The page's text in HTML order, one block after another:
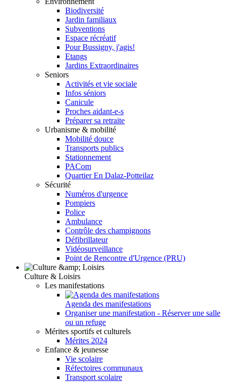
Biodiversité
Jardin familiaux
Subventions
Espace récréatif
Pour Bussigny, j'agis!
Etangs
Jardins Extraordinaires
Seniors
Activités et vie sociale
Infos séniors
Canicule
Proches aidant-e-s
Préparer sa retraite
Urbanisme & mobilité
Mobilité douce
Transports publics
Stationnement
PACom
Quartier En Dalaz-Potteilaz
Sécurité
Numéros d'urgence
Pompiers
Police
Ambulance
Contrôle des champignons
Défibrillateur
Vidéosurveillance
Point de Rencontre d'Urgence (PRU)
Culture & Loisirs
Les manifestations
Agenda des manifestations
Organiser une manifestation - Réserver une salle
ou un refuge
Mérites sportifs et culturels
Mérites 2024
Enfance & jeunesse
Vie scolaire
Réfectoires communaux
Transport scolaire